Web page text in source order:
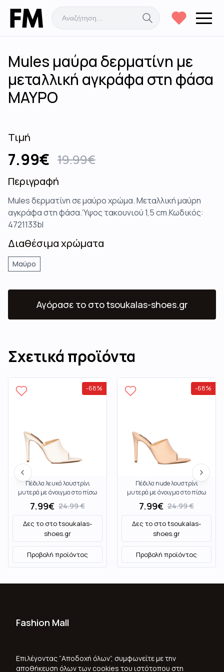
Επιλέγοντας “Αποδοχή όλων”, συμφωνείτε με την
αποθήκευση όλων των cookies του ιστότοπου στη
Mules μαύρα δερματίνη με
μεταλλική αγκράφα στη φάσα
ΜΑΥΡΟ
Τιμή
7.99€ 19.99€
Περιγραφή
Mules δερματίνη σε μαύρο χρώμα. Μεταλλική μαύρη
αγκράφα στη φάσα.Ύψος τακουνιού 1,5 cm.Κωδικός:
4721133bl
Διαθέσιμα χρώματα
Μαύρο
Αγόρασε το στο tsoukalas-shoes.gr
Σχετικά προϊόντα
-68%
Πέδιλα λευκά λουστρίνι
μυτερά με άνοιγμα στο πίσω
μέρος ΛΕΥΚΟ
7.99€ 24.99€
Δες το στοtsoukalas-
shoes.gr
Προβολή προϊόντος
-68%
Πέδιλα nude λουστρίνι
μυτερά με άνοιγμα στο πίσω
μέρος NUDE
7.99€ 24.99€
Δες το στοtsoukalas-
shoes.gr
Προβολή προϊόντος
Fashion Mall
Όροι Χρήσης & Προϋποθέσεις